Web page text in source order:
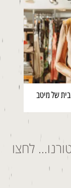
של מיטב
לחצו